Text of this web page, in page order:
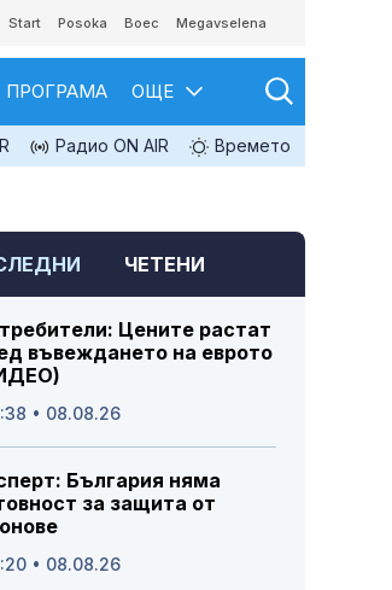
Start Posoka Boec Megavselena
ПРОГРАМА ОЩЕ
Радио ON AIR Времето
ЧЕТЕНИ
Цените растат
въвеждането на еврото
• 08.08.26
България няма
за защита от
• 08.08.26